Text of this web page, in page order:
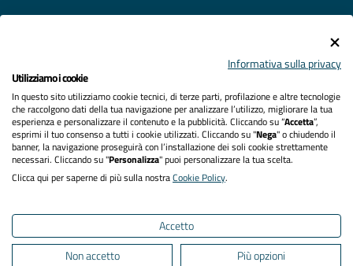
Privacy
Accessibilità
Note legali
Area Riservata
Informativa sulla privacy
Utilizziamo i cookie
In questo sito utilizziamo cookie tecnici, di terze parti, profilazione e altre tecnologie
che raccolgono dati della tua navigazione per analizzare l’utilizzo, migliorare la tua
esperienza e personalizzare il contenuto e la pubblicità. Cliccando su “Accetta”,
esprimi il tuo consenso a tutti i cookie utilizzati. Cliccando su "Nega" o chiudendo il
banner, la navigazione proseguirà con l’installazione dei soli cookie strettamente
necessari. Cliccando su "Personalizza" puoi personalizzare la tua scelta.
Clicca qui per saperne di più sulla nostraCookie Policy.
Accetto
Non accetto
Più opzioni